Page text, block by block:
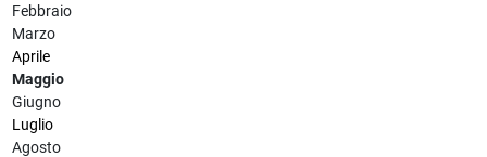
Febbraio
Marzo
Aprile
Maggio
Giugno
Luglio
Agosto